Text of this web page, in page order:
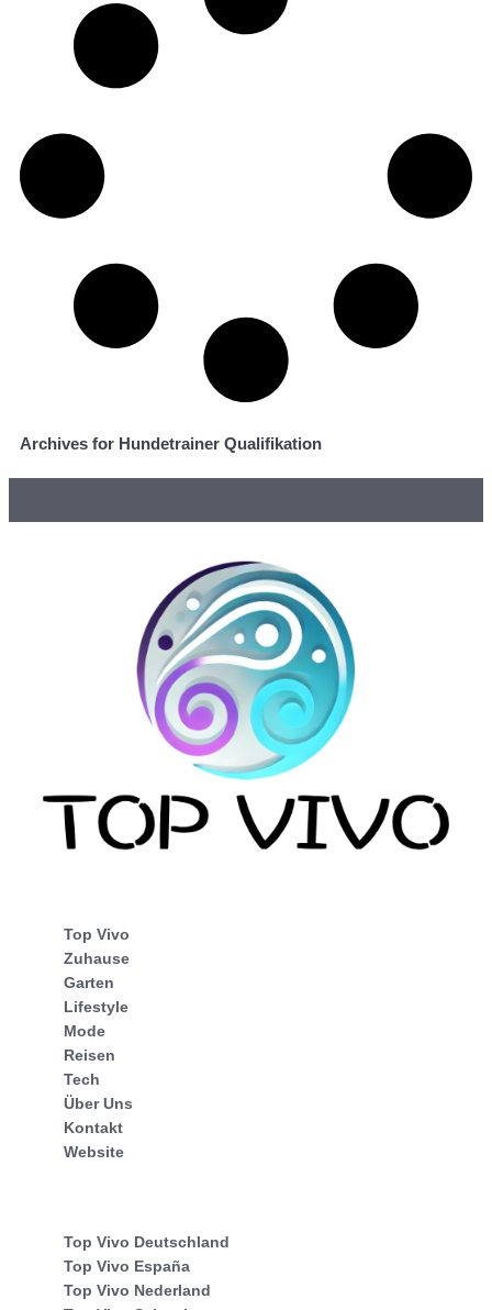
Archives for Hundetrainer Qualifikation
Top Vivo
Zuhause
Garten
Lifestyle
Mode
Reisen
Tech
Über Uns
Kontakt
Website
Top Vivo Deutschland
Top Vivo España
Top Vivo Nederland